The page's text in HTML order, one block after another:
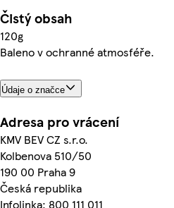
Čistý obsah
120g
Baleno v ochranné atmosféře.
Údaje o značce
Adresa pro vrácení
KMV BEV CZ s.r.o.
Kolbenova 510/50
190 00 Praha 9
Česká republika
Infolinka: 800 111 011